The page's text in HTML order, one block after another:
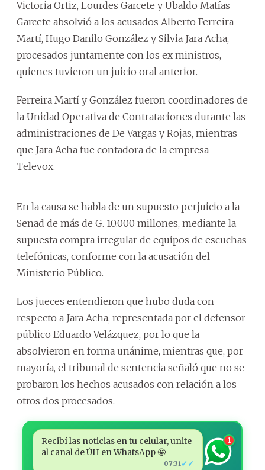
Victoria Ortiz, Lourdes Garcete y Ubaldo Matías
Garcete absolvió a los acusados Alberto Ferreira
Martí, Hugo Danilo González y Silvia Jara Acha,
procesados juntamente con los ex ministros,
quienes tuvieron un juicio oral anterior.
Ferreira Martí y González fueron coordinadores de
la Unidad Operativa de Contrataciones durante las
administraciones de De Vargas y Rojas, mientras
que Jara Acha fue contadora de la empresa
Televox.
En la causa se habla de un supuesto perjuicio a la
Senad de más de G. 10.000 millones, mediante la
supuesta compra irregular de equipos de escuchas
telefónicas, conforme con la acusación del
Ministerio Público.
Los jueces entendieron que hubo duda con
respecto a Jara Acha, representada por el defensor
público Eduardo Velázquez, por lo que la
absolvieron en forma unánime, mientras que, por
mayoría, el tribunal de sentencia señaló que no se
probaron los hechos acusados con relación a los
otros dos procesados.
Recibí las noticias en tu celular, unite
al canal de ÚH en WhatsApp 🤩
07:31 ✓✓
1